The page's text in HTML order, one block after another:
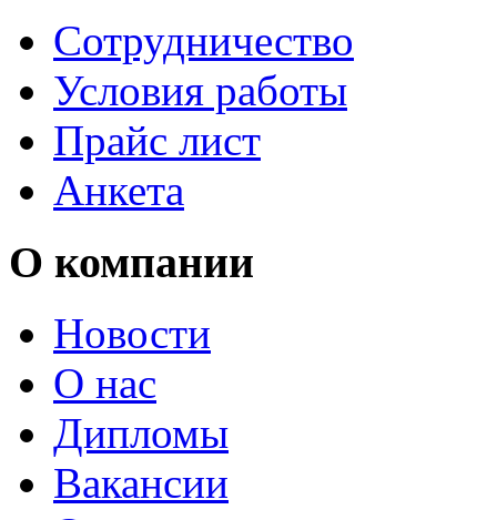
Сотрудничество
Условия работы
Прайс лист
Анкета
О компании
Новости
О нас
Дипломы
Вакансии